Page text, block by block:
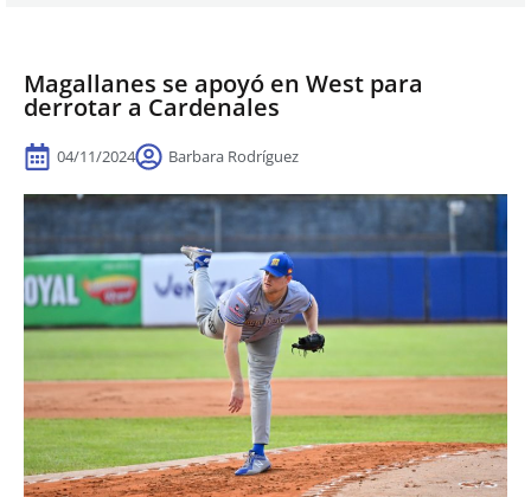
Magallanes se apoyó en West para
derrotar a Cardenales
04/11/2024 Barbara Rodríguez